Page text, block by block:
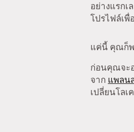
อย่างแรกเ
โปรไฟล์เ
แค่นี้ คุณก็
ก่อนคุณจะ
จาก แพลน
เปลี่ยนโลเ